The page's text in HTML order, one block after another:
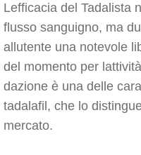
Lefficacia del Tadalista
flusso sanguigno, ma
allutente una notevole
del momento per
dazione è una delle
tadalafil, che lo
mercato.